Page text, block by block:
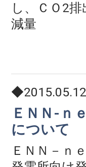
し、ＣＯ2
減量 約
◆2015.05.12
ＥＮＮ-ｎ
について
ＥＮＮ－ｎ